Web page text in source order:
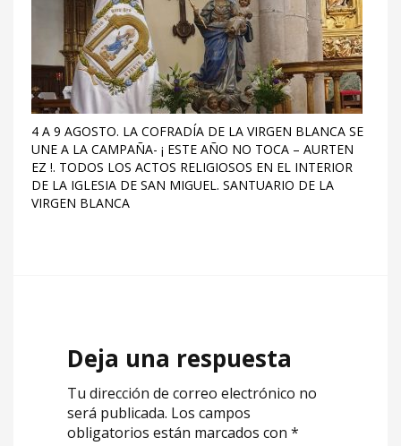
4 A 9 AGOSTO. LA COFRADÍA DE LA VIRGEN BLANCA SE
UNE A LA CAMPAÑA- ¡ ESTE AÑO NO TOCA – AURTEN
EZ !. TODOS LOS ACTOS RELIGIOSOS EN EL INTERIOR
DE LA IGLESIA DE SAN MIGUEL. SANTUARIO DE LA
VIRGEN BLANCA
Deja una respuesta
Tu dirección de correo electrónico no
será publicada. Los campos
obligatorios están marcados con *